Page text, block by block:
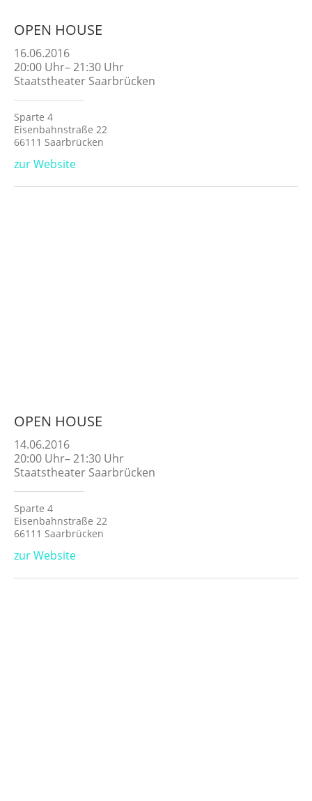
OPEN HOUSE
16.06.2016
20:00 Uhr–21:30 Uhr
Staatstheater Saarbrücken
Sparte 4
Eisenbahnstraße 22
66111 Saarbrücken
zur Website
OPEN HOUSE
14.06.2016
20:00 Uhr–21:30 Uhr
Staatstheater Saarbrücken
Sparte 4
Eisenbahnstraße 22
66111 Saarbrücken
zur Website